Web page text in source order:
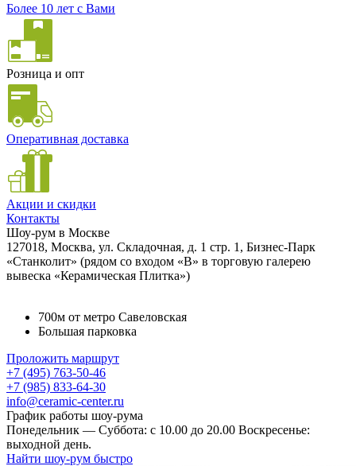
Более 10 лет с Вами
Розница и опт
Оперативная доставка
Акции и скидки
Контакты
Шоу-рум в Москве
127018, Москва, ул. Складочная, д. 1 стр. 1, Бизнес-Парк
«Станколит» (рядом со входом «B» в торговую галерею
вывеска «Керамическая Плитка»)
700м от метро Савеловская
Большая парковка
Проложить маршрут
+7 (495) 763-50-46
+7 (985) 833-64-30
info@ceramic-center.ru
График работы шоу-рума
Понедельник — Суббота: с 10.00 до 20.00 Воскресенье:
выходной день.
Найти шоу-рум быстро